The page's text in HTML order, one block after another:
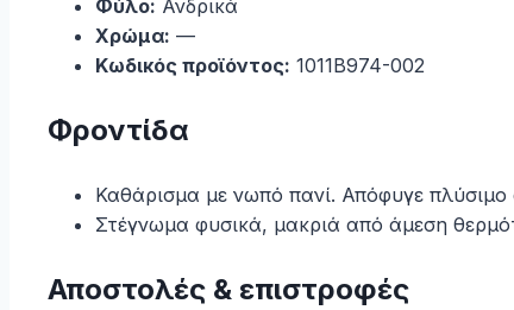
Φύλο: Ανδρικά
Χρώμα: —
Κωδικός προϊόντος: 1011B974-002
Φροντίδα
Καθάρισμα με νωπό πανί. Απόφυγε πλύσιμο
Στέγνωμα φυσικά, μακριά από άμεση
Αποστολές & επιστροφές